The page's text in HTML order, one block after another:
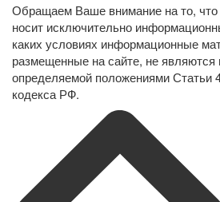
Обращаем Ваше внимание на то, что
носит исключительно
каких условиях информационные
размещенные на сайте, не являются
определяемой положениями Статьи
кодекса РФ.